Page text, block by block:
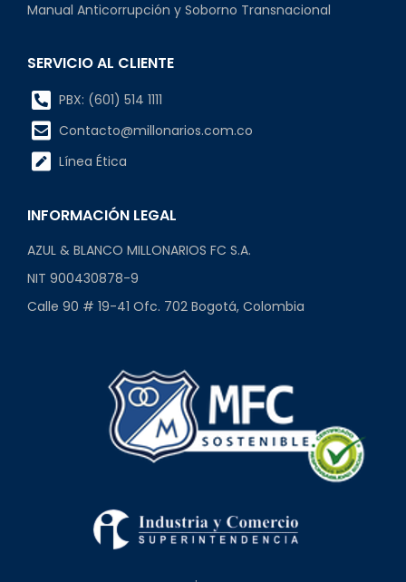
Manual Anticorrupción y Soborno Transnacional
SERVICIO AL CLIENTE
PBX: (601) 514 1111
Contacto@millonarios.com.co
Línea Ética
INFORMACIÓN LEGAL
AZUL & BLANCO MILLONARIOS FC S.A.
NIT 900430878-9
Calle 90 # 19-41 Ofc. 702 Bogotá, Colombia